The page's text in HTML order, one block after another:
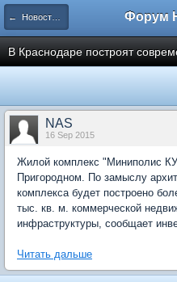
← Новости рынка недвижимости
В Краснодаре построят
NAS
16 Sep 2015
Жилой комплекс "Миниполис
Пригородном. По замыслу
комплекса будет построено
тыс. кв. м. коммерческой
инфраструктуры, сообщает
Читать дальше